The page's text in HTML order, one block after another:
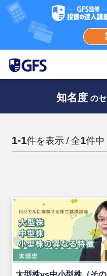
知名度 の
1-1件を表示 / 全1件中
大型株vs中小型株（その